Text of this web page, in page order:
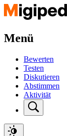
Menü
Bewerten
Testen
Diskutieren
Abstimmen
Aktivität